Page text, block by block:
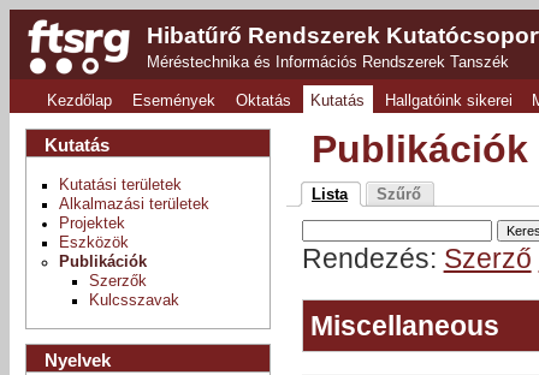
Hibatűrő Rendszerek
Méréstechnika és Információs Rendszerek Tanszék
Kezdőlap Események Oktatás Kutatás Hallgatóink sikerei
Publikációk
Lista Szűrő
Rendezés: Szerző
Miscellaneous
Kutatás
Kutatási területek
Alkalmazási területek
Projektek
Eszközök
Publikációk
Szerzők
Kulcsszavak
Nyelvek